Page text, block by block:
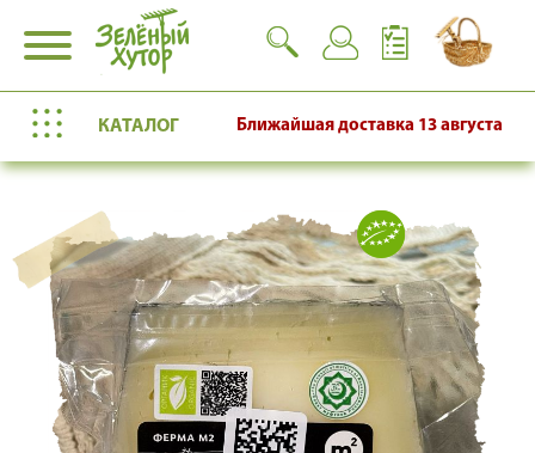
КАТАЛОГ Ближайшая доставка 13 августа